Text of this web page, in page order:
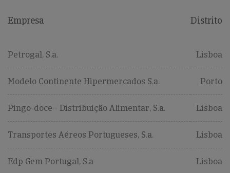
Empresa Distrito
Petrogal, S.a. Lisboa
Modelo Continente Hipermercados S.a. Porto
Pingo-doce - Distribuição Alimentar, S.a. Lisboa
Transportes Aéreos Portugueses, S.a. Lisboa
Edp Gem Portugal, S.a Lisboa